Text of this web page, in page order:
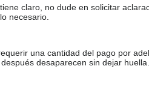
claro, no dude en solicitar
necesario.
una cantidad del pago por
desaparecen sin dejar huella.